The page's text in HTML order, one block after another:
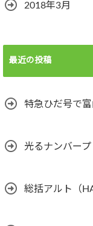
2018年3月
最近の投稿
特急ひだ号で
光るナンバープ
総括アルト（